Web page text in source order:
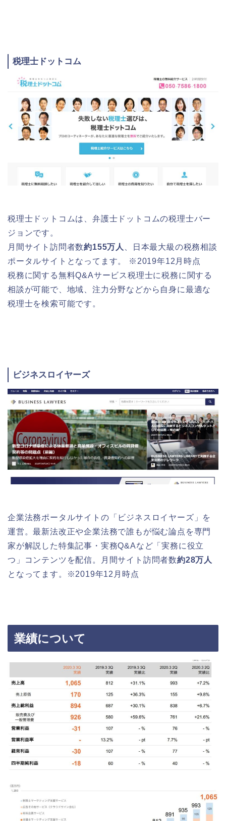
税理士ドットコム
税理士ドットコムは、弁護士ドットコムの税理士バー
ジョンです。
月間サイト訪問者数約155万人
、日本最大級の税務相談
ポータルサイトとなってます。 ※2019年12月時点
税務に関する無料Q&Aサービス税理士に税務に関する
相談が可能で、地域、注力分野などから自身に最適な
税理士を検索可能です。
ビジネスロイヤーズ
企業法務ポータルサイトの「ビジネスロイヤーズ」を
運営。最新法改正や企業法務で誰もが悩む論点を専門
家が解説した特集記事・実務Q&Aなど「実務に役立
つ」コンテンツを配信。月間サイト訪問者数約28万人
となってます。※2019年12月時点
業績について